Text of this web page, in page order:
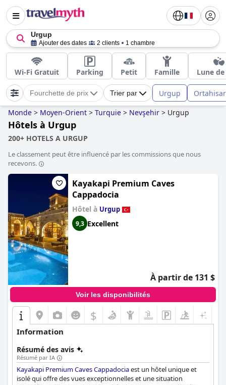
Urgup
Ajouter des dates 2 clients 1 chambre
Wi-Fi Gratuit Parking Petit Famille Lune
Fourchette de prix Trier par Urgup Ortahisar
Monde > Moyen-Orient > Turquie > Nevşehir > Urgup
Hôtels à Urgup
200+ HOTELS A URGUP
Le classement peut être influencé par les commissions que nous
recevons.
Kayakapi Premium Caves
Cappadocia
Hôtel à Urgup
9,3 Excellent
À partir de 131 $
Voir les disponibilités
$
Information
Résumé des avis
Résumé par IA
Kayakapi Premium Caves Cappadociaest un hôtel unique et
isolé qui offre des vues exceptionnelles et une situation